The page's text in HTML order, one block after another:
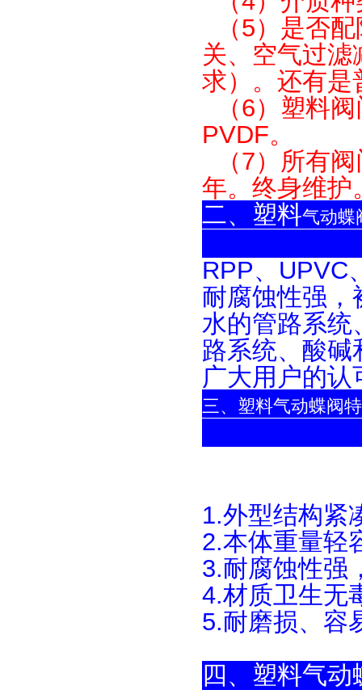
（5）是否
关、空气过
求）。还有是
（6）塑料
PVDF。
（7）所有
年。终身维护
二、塑料气动蝶
RPP、UPVC
耐腐蚀性强，
水的管路系统
路系统、酸
广大用户的认
三、塑料气动蝶阀
1.外型结构紧
2.本体重量轻
3.耐腐蚀性强
4.材质卫生无
5.耐磨损、容
四 、塑